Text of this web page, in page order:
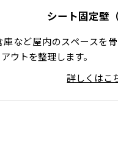
シート固定壁
庫など屋内のスペースを
ウトを整理します。
詳しくはこ